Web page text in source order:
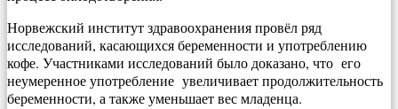
Норвежский институт здравоохранения провёл ряд
исследований, касающихся беременности и употреблению
кофе. Участниками исследований было доказано, что его
неумеренное употребление увеличивает продолжительность
беременности, а также уменьшает вес младенца.